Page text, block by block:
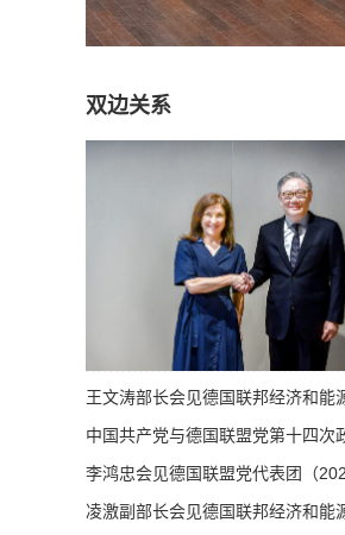
双边关系
王文涛部长会见德国联邦经济和
中国共产党与德国联盟党第十四
李鸿忠会见德国联盟党代表团（
凌激副部长会见德国联邦经济和